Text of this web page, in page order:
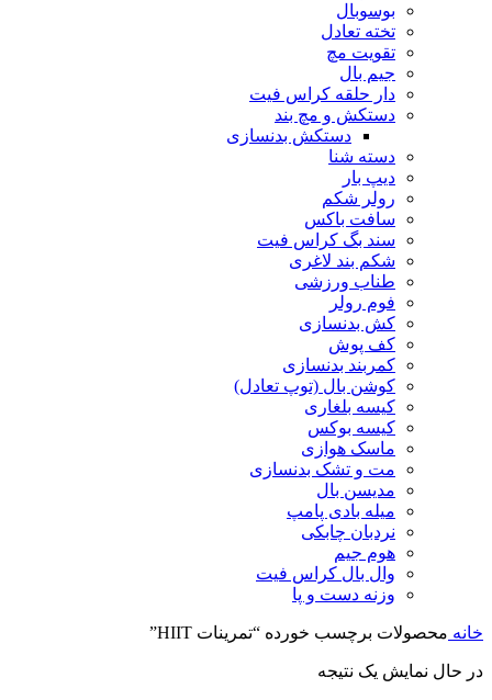
بوسوبال
تخته تعادل
تقویت مچ
جیم بال
دار حلقه کراس فیت
دستکش و مچ بند
دستکش بدنسازی
دسته شنا
دیپ بار
رولر شکم
سافت باکس
سند بگ کراس فیت
شکم بند لاغری
طناب ورزشی
فوم رولر
کش بدنسازی
کف پوش
کمربند بدنسازی
کوشن بال (توپ تعادل)
کیسه بلغاری
کیسه بوکس
ماسک هوازی
مت و تشک بدنسازی
مدیسن بال
میله بادی پامپ
نردبان چابکی
هوم جیم
وال بال کراس فیت
وزنه دست و پا
خانه محصولات برچسب خورده “تمرینات HIIT”
در حال نمایش یک نتیجه